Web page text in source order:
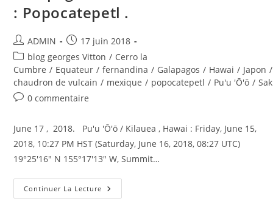
: Popocatepetl .
Auteur/autrice
de
la
publication :
ADMIN
Publication
publiée :
17 juin 2018
Post
category:
blog georges Vitton / Cerro la
Cumbre / Equateur / fernandina / Galapagos / Hawai / Japon /
chaudron de vulcain / mexique / popocatepetl / Pu'u 'Ō'ō /
Commentaires
la
publication :
0 commentaire
June 17 , 2018. Pu'u 'Ō'ō / Kilauea , Hawai : Friday, June 15,
2018, 10:27 PM HST (Saturday, June 16, 2018, 08:27 UTC)
19°25'16" N 155°17'13" W, Summit…
Continuer La Lecture June
17